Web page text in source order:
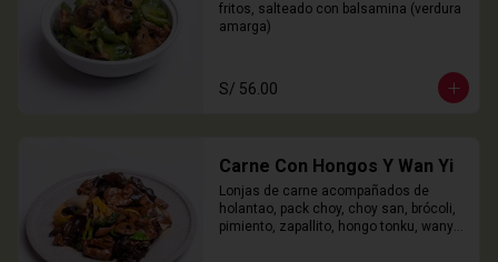
fritos, salteado con balsamina (verdura
amarga)
S/ 56.00
Carne Con Hongos Y Wan Yi
Lonjas de carne acompañados de
holantao, pack choy, choy san, brócoli,
pimiento, zapallito, hongo tonku, wanyi